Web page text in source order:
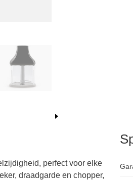
perfect voor elke
draadgarde en chopper,